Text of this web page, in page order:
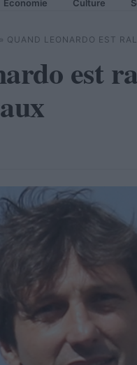
Economie Culture
» QUAND LEONARDO EST
est